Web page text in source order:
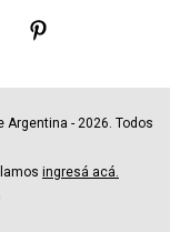
Argentina - 2026. Todos
ingresá acá.